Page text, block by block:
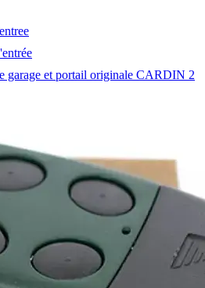
garage et portail originale CARDIN 2